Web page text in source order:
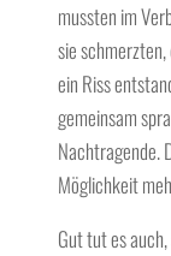
mussten im
sie
ein Riss
gemeinsam
Nachtragende.
Möglichkeit
Gut tut es